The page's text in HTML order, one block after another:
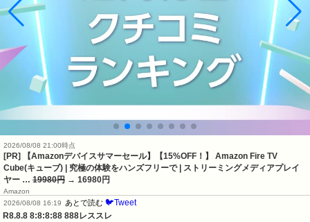
2026/08/08 21:00時点
[PR] 【Amazonデバイスサマーセール】【15%OFF！】 Amazon Fire TV
Cube(キューブ) | 究極の体験をハンズフリーで | ストリーミングメディアプレイ
ヤー … 19980円 → 16980円
Amazon
2026/08/08 16:19
あとで読む 🐦Tweet
R8.8.8 8:8:8:88 888レススレ